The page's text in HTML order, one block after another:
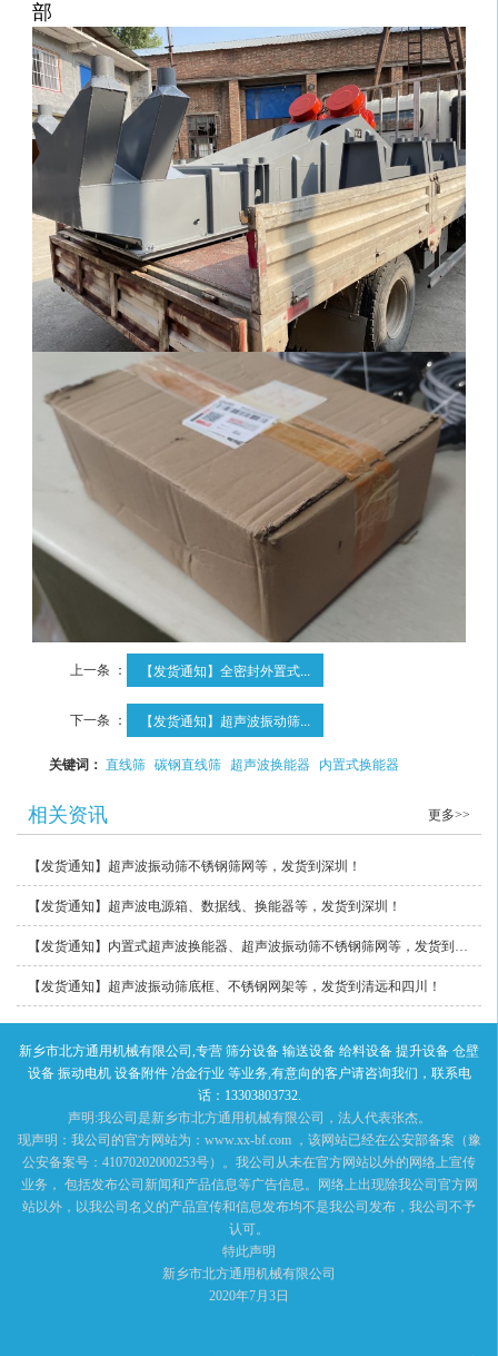
部
上一条 ： 【发货通知】全密封外置式...
下一条 ： 【发货通知】超声波振动筛...
关键词：直线筛 碳钢直线筛 超声波换能器 内置式换能器
相关资讯 更多>>
【发货通知】超声波振动筛不锈钢筛网等，发货到深圳！
【发货通知】超声波电源箱、数据线、换能器等，发货到深圳！
【发货通知】内置式超声波换能器、超声波振动筛不锈钢筛网等，发货到长沙和深圳！
【发货通知】超声波振动筛底框、不锈钢网架等，发货到清远和四川！
新乡市北方通用机械有限公司,专营 筛分设备 输送设备 给料设备 提升设备 仓壁
设备 振动电机 设备附件 冶金行业 等业务,有意向的客户请咨询我们，联系电
话：13303803732.
声明:我公司是新乡市北方通用机械有限公司，法人代表张杰。
现声明：我公司的官方网站为：www.xx-bf.com ，该网站已经在公安部备案（豫
公安备案号：41070202000253号）。我公司从未在官方网站以外的网络上宣传
业务， 包括发布公司新闻和产品信息等广告信息。网络上出现除我公司官方网
站以外，以我公司名义的产品宣传和信息发布均不是我公司发布，我公司不予
认可。
特此声明
新乡市北方通用机械有限公司
2020年7月3日